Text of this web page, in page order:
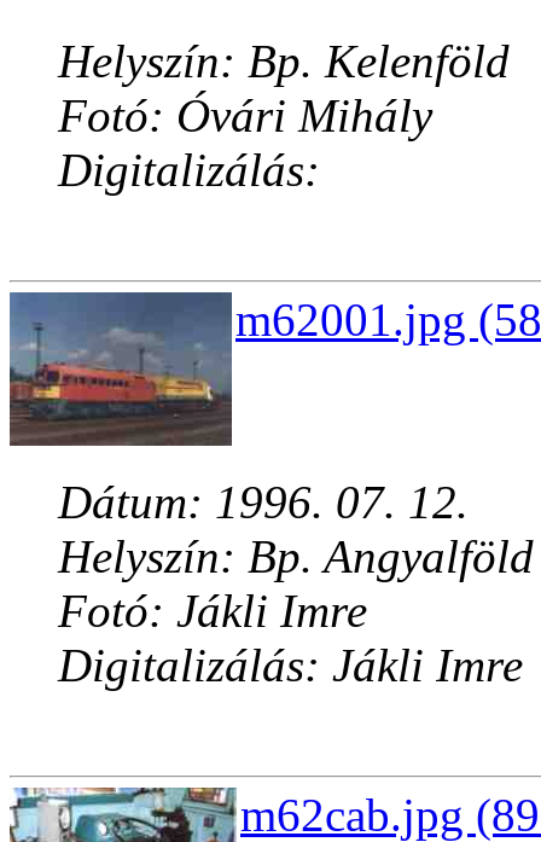
Helyszín: Bp. Kelenföld
Fotó: Óvári Mihály
Digitalizálás:
m62001.jpg
Dátum: 1996. 07. 12.
Helyszín: Bp. Angyalföld
Fotó: Jákli Imre
Digitalizálás: Jákli Imre
m62cab.jpg